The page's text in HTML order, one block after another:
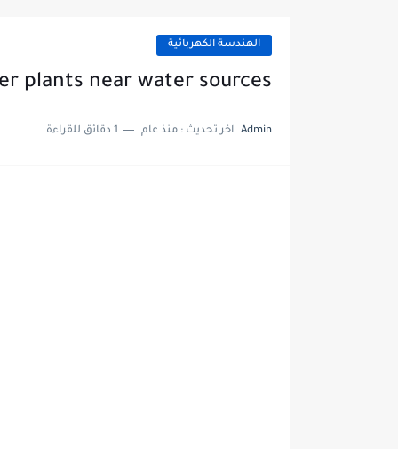
الهندسة الكهربائية
plants near water sources
Admin اخر تحديث : منذ عام 1 دقائق للقراءة